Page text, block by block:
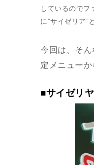
しているのでフ
に”サイゼリア”
今回は、そ
定メニュー
■サイゼリ